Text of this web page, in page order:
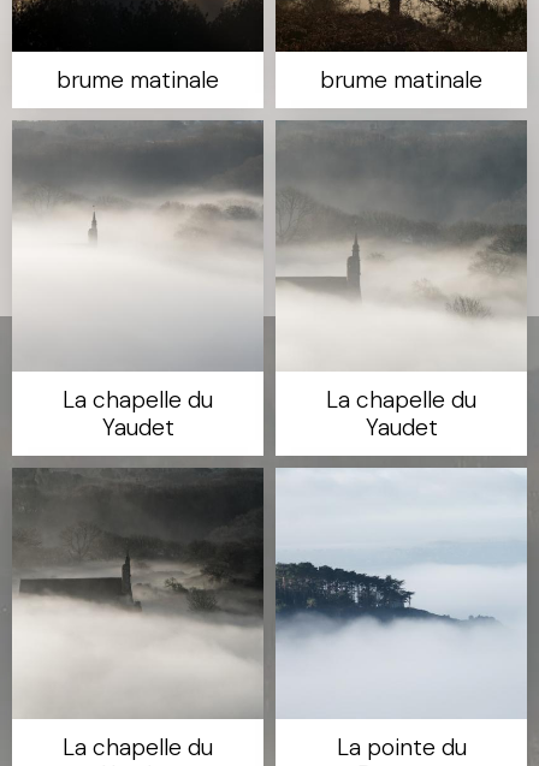
brume matinale brume matinale
La chapelle du
Yaudet
La chapelle du
Yaudet
La chapelle du
La pointe du